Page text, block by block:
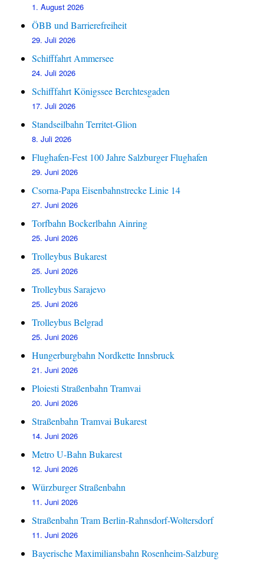
1. August 2026
ÖBB und Barrierefreiheit
29. Juli 2026
Schifffahrt Ammersee
24. Juli 2026
Schifffahrt Königssee Berchtesgaden
17. Juli 2026
Standseilbahn Territet-Glion
8. Juli 2026
Flughafen-Fest 100 Jahre Salzburger Flughafen
29. Juni 2026
Csorna-Papa Eisenbahnstrecke Linie 14
27. Juni 2026
Torfbahn Bockerlbahn Ainring
25. Juni 2026
Trolleybus Bukarest
25. Juni 2026
Trolleybus Sarajevo
25. Juni 2026
Trolleybus Belgrad
25. Juni 2026
Hungerburgbahn Nordkette Innsbruck
21. Juni 2026
Ploiesti Straßenbahn Tramvai
20. Juni 2026
Straßenbahn Tramvai Bukarest
14. Juni 2026
Metro U-Bahn Bukarest
12. Juni 2026
Würzburger Straßenbahn
11. Juni 2026
Straßenbahn Tram Berlin-Rahnsdorf-Woltersdorf
11. Juni 2026
Bayerische Maximiliansbahn Rosenheim-Salzburg